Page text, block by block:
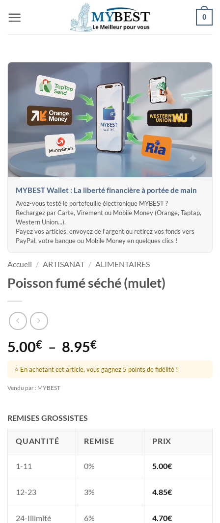
au
0
MYBEST Wallet : La liberté financière à portée de main
Avez-vous testé le portefeuille électronique MYBEST ?
Rechargez par Carte, Virement ou Mobile Money (Orange, Taptap,
Western Union...).
Payez vos articles, envoyez de l'argent ou retirez vos fonds vers
PayPal, votre banque ou Mobile Money en quelques clics !
Accueil / ARTISANAT / ALIMENTAIRES
Poisson fumé séché (mulet)
5.00€ – 8.95€Plage
de
prix :
⭐ En achetant cet article, vous gagnez 5 points de fidélité !
Vendu par : MYBEST
REMISES GROSSISTES
QUANTITÉ REMISE PRIX
1-11 0% 5.00€
12-23 3% 4.85€
24-Illimité 6% 4.70€